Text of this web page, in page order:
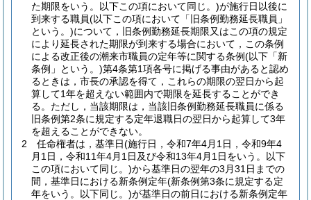
た期限をいう。以下この項において同じ。)が施行日以後に
到来する職員(以下この項において「旧条例勤務延長職員」
という。)について，旧条例勤務延長期限又はこの項の規定
により延長された期限が到来する場合において，この条例
による改正後の潮来市職員の定年等に関する条例(以下「新
条例」という。)第4条第1項各号に掲げる事由があると認め
るときは，市長の承認を得て，これらの期限の翌日から起
算して1年を超えない範囲内で期限を延長することができ
る。 ただし，当該期限は，当該旧条例勤務延長職員に係る
旧条例第2条に規定する定年退職日の翌日から起算して3年
を超えることができない。
2
任命権者は，基準日(施行日，令和7年4月1日，令和9年4
月1日，令和11年4月1日及び令和13年4月1日をいう。以下
この項において同じ。)から基準日の翌年の3月31日までの
間，基準日における新条例定年(新条例第3条に規定する定
年をいう。以下同じ。)が基準日の前日における新条例定年